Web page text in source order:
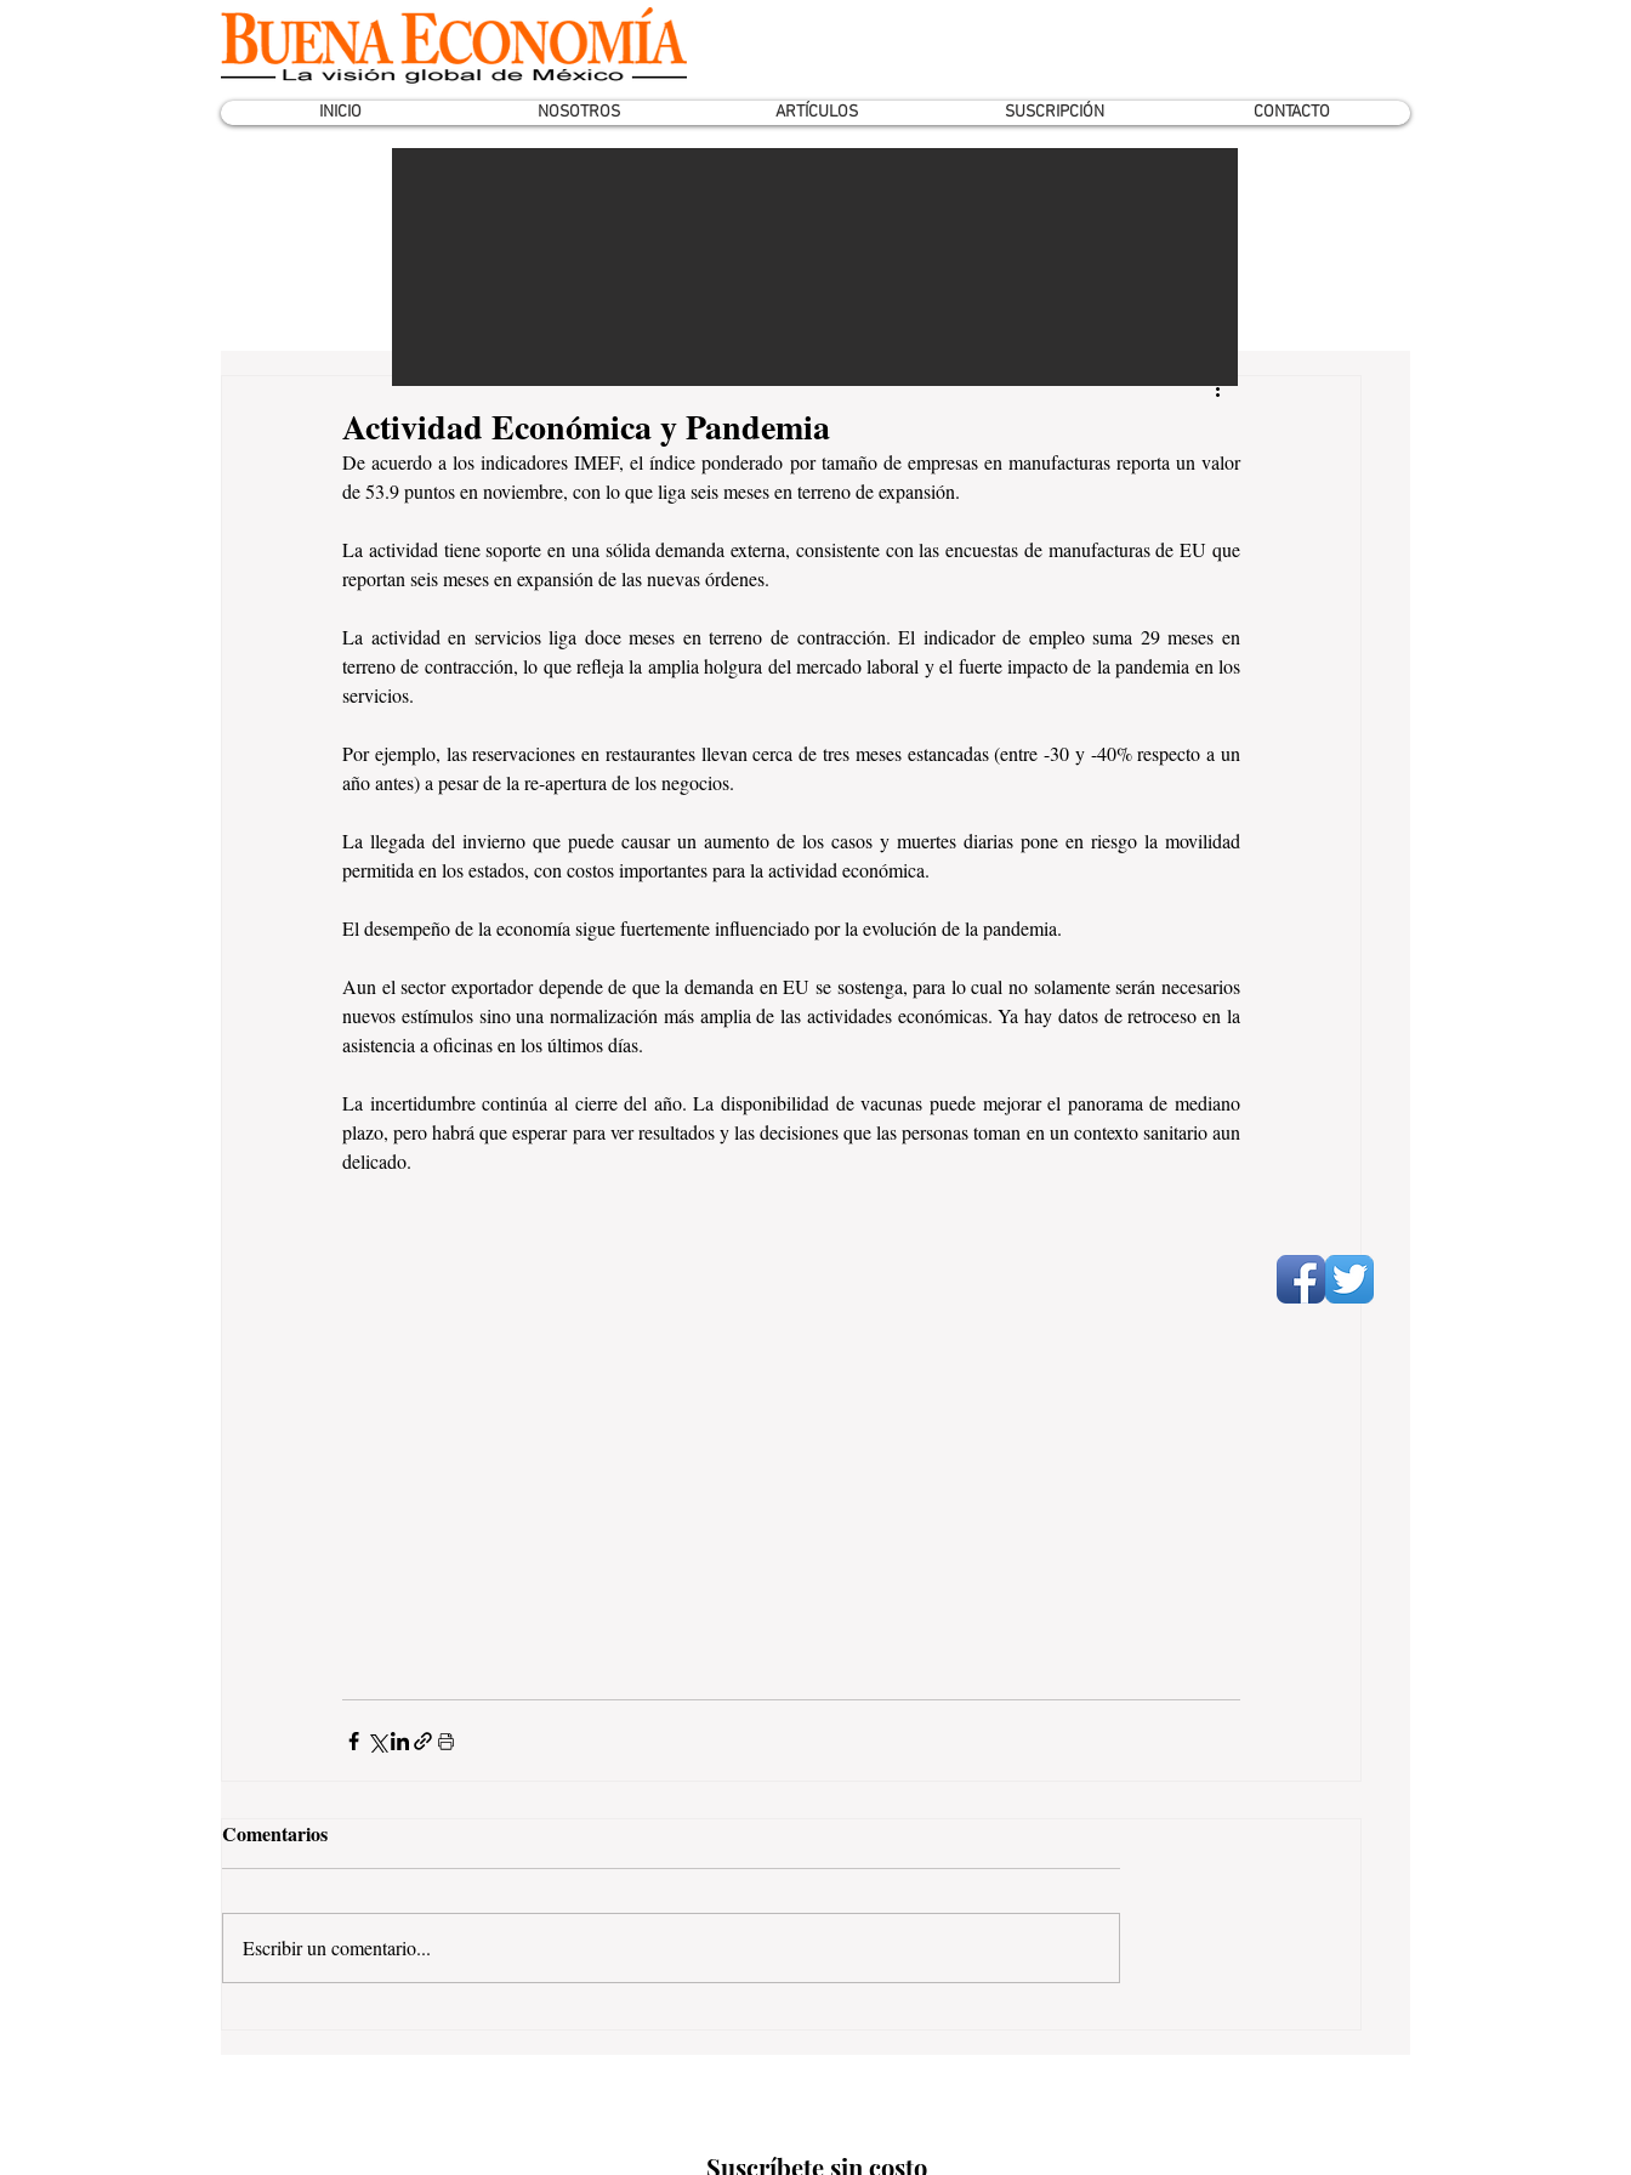
INICIO NOSOTROS ARTÍCULOS SUSCRIPCIÓN CONTACTO
Actividad Económica y Pandemia
De acuerdo a los indicadores IMEF, el índice ponderado por tamaño de empresas en manufacturas reporta un valor
de 53.9 puntos en noviembre, con lo que liga seis meses en terreno de expansión.
La actividad tiene soporte en una sólida demanda externa, consistente con las encuestas de manufacturas de EU que
reportan seis meses en expansión de las nuevas órdenes.
La actividad en servicios liga doce meses en terreno de contracción. El indicador de empleo suma 29 meses en
terreno de contracción, lo que refleja la amplia holgura del mercado laboral y el fuerte impacto de la pandemia en los
servicios.
Por ejemplo, las reservaciones en restaurantes llevan cerca de tres meses estancadas (entre -30 y -40% respecto a un
año antes) a pesar de la re-apertura de los negocios.
La llegada del invierno que puede causar un aumento de los casos y muertes diarias pone en riesgo la movilidad
permitida en los estados, con costos importantes para la actividad económica.
El desempeño de la economía sigue fuertemente influenciado por la evolución de la pandemia.
Aun el sector exportador depende de que la demanda en EU se sostenga, para lo cual no solamente serán necesarios
nuevos estímulos sino una normalización más amplia de las actividades económicas. Ya hay datos de retroceso en la
asistencia a oficinas en los últimos días.
La incertidumbre continúa al cierre del año. La disponibilidad de vacunas puede mejorar el panorama de mediano
plazo, pero habrá que esperar para ver resultados y las decisiones que las personas toman en un contexto sanitario aun
delicado.
Comentarios
Escribir un comentario...
Suscríbete sin costo